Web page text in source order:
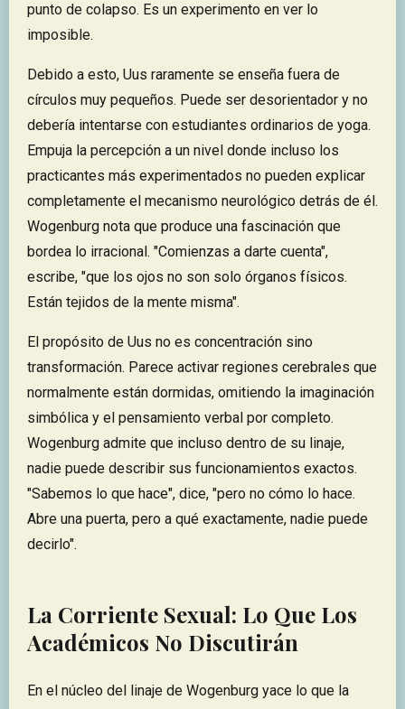
punto de colapso. Es un experimento en ver lo
imposible.
Debido a esto, Uus raramente se enseña fuera de
círculos muy pequeños. Puede ser desorientador y no
debería intentarse con estudiantes ordinarios de yoga.
Empuja la percepción a un nivel donde incluso los
practicantes más experimentados no pueden explicar
completamente el mecanismo neurológico detrás de él.
Wogenburg nota que produce una fascinación que
bordea lo irracional. "Comienzas a darte cuenta",
escribe, "que los ojos no son solo órganos físicos.
Están tejidos de la mente misma".
El propósito de Uus no es concentración sino
transformación. Parece activar regiones cerebrales que
normalmente están dormidas, omitiendo la imaginación
simbólica y el pensamiento verbal por completo.
Wogenburg admite que incluso dentro de su linaje,
nadie puede describir sus funcionamientos exactos.
"Sabemos lo que hace", dice, "pero no cómo lo hace.
Abre una puerta, pero a qué exactamente, nadie puede
decirlo".
La Corriente Sexual: Lo Que Los
Académicos No Discutirán
En el núcleo del linaje de Wogenburg yace lo que la